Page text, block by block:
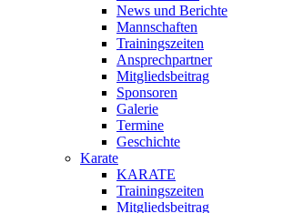
News und Berichte
Mannschaften
Trainingszeiten
Ansprechpartner
Mitgliedsbeitrag
Sponsoren
Galerie
Termine
Geschichte
Karate
KARATE
Trainingszeiten
Mitgliedsbeitrag